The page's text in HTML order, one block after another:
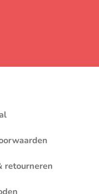
retourneren